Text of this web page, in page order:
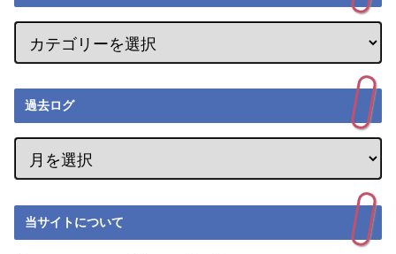
過去ログ
当サイトについて